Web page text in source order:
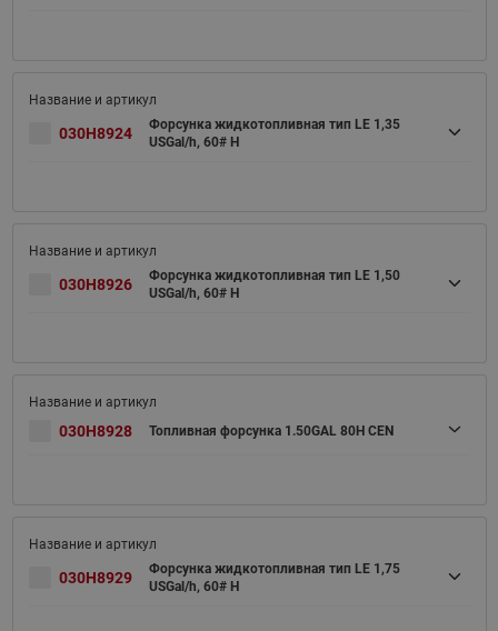
030H8924
Форсунка жидкотопливная тип LE 1,35
USGal/h, 60# H
030H8926
Форсунка жидкотопливная тип LE 1,50
USGal/h, 60# H
030H8928 Топливная форсунка 1.50GAL 80H CEN
030H8929
Форсунка жидкотопливная тип LE 1,75
USGal/h, 60# H